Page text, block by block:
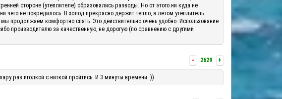
стороне (утеплителе) образовались разводы. Но от этого ни куда не
чего не повредилось. В холод прекрасно держит тепло, а летом утеплитель
продолжаем комфортно спать .Это действительно очень удобно. Использование
производителю за качественную, не дорогую (по сравнению с другими
- 2629 +
раз иголкой с ниткой пройтись. И 3 минуты времени. ))